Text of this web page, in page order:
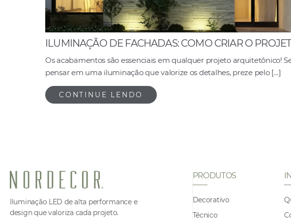
ILUMINAÇÃO DE FACHADAS: COMO CRIAR O
Os acabamentos são essenciais em qualquer projeto arquitetônico!
pensar em uma iluminação que valorize os detalhes, preze pelo […]
CONTINUE LENDO
Iluminação LED de alta performance e
design que valoriza cada projeto.
PRODUTOS
Decorativo
Técnico